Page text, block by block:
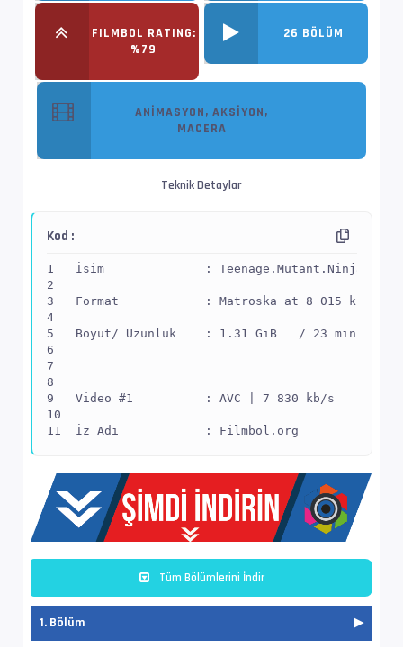
FILMBOL RATING:
%79
26 BÖLÜM
ANIMASYON, AKSIYON,
MACERA
Teknik Detaylar
Kod :
İsim              :
Format            : Matroska at 8 015 kb/s
Boyut/ Uzunluk    : 1.31 GiB   / 23 min 27 s
Video #1          : AVC | 7 830 kb/s
İz Adı            : Filmbol.org
Yapı              : V_MPEG4/ISO/AVC ->
Ses  #2           : E-AC-3 | 192 kb/s
İz Adı            : Orijinal - Filmbol.org
Tüm Bölümlerini İndir
1. Bölüm